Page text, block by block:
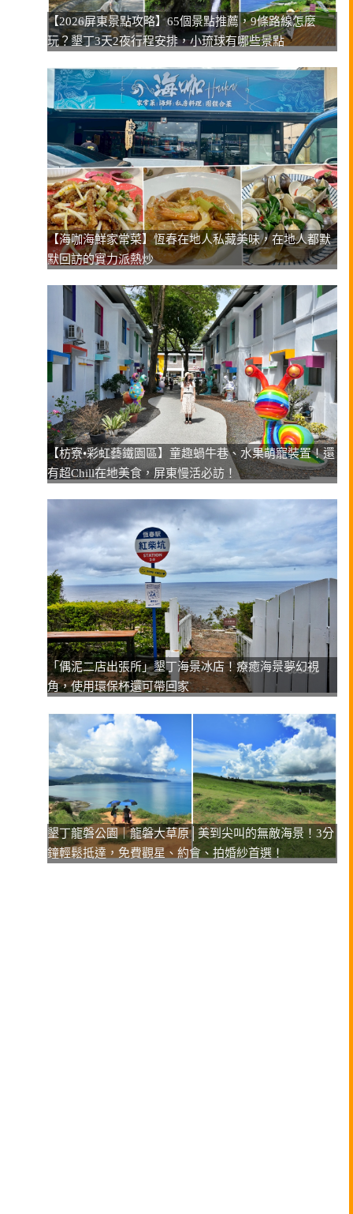
【2026屏東景點攻略】65個景點推薦，9條路線怎麼
玩？墾丁3天2夜行程安排，小琉球有哪些景點
【海咖海鮮家常菜】恆春在地人私藏美味，在地人都默
默回訪的實力派熱炒
【枋寮•彩虹藝鐵園區】童趣蝸牛巷、水果萌寵裝置！還
有超Chill在地美食，屏東慢活必訪！
「偶泥二店出張所」墾丁海景冰店！療癒海景夢幻視
角，使用環保杯還可帶回家
墾丁龍磐公園｜龍磐大草原│美到尖叫的無敵海景！3分
鐘輕鬆抵達，免費觀星、約會、拍婚紗首選！